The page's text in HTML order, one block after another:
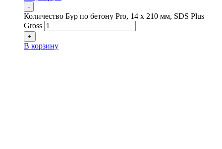
-
Количество Бур по бетону Pro, 14 х 210 мм, SDS Plus
Gross
+
В корзину